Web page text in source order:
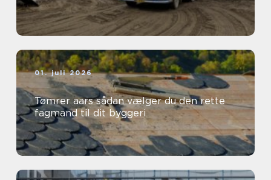
01. juli 2026
Tømrer aars sådan vælger du den rette
fagmand til dit byggeri